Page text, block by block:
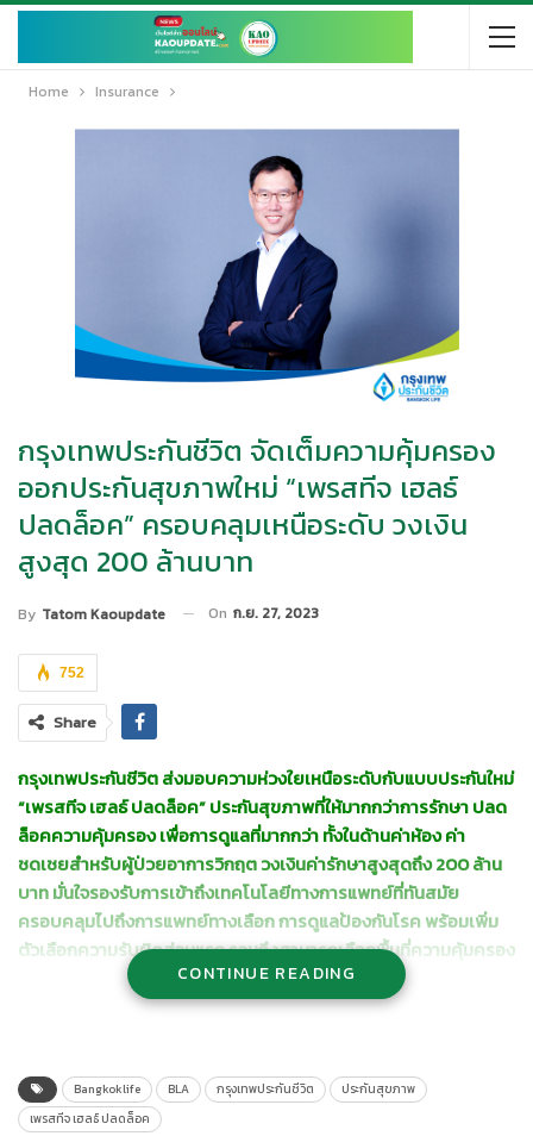
Home Insurance
กรุงเทพประกันชีวิต จัดเต็มความคุ้มครอง
ออกประกันสุขภาพใหม่ “เพรสทีจ เฮลธ์
ปลดล็อค” ครอบคลุมเหนือระดับ วงเงิน
สูงสุด 200 ล้านบาท
By Tatom Kaoupdate On ก.ย. 27, 2023
752
Share
กรุงเทพประกันชีวิต ส่งมอบความห่วงใยเหนือระดับกับแบบประกันใหม่
“เพรสทีจ เฮลธ์ ปลดล็อค” ประกันสุขภาพที่ให้มากกว่าการรักษา ปลด
ล็อคความคุ้มครอง เพื่อการดูแลที่มากกว่า ทั้งในด้านค่าห้อง ค่า
ชดเชยสำหรับผู้ป่วยอาการวิกฤต วงเงินค่ารักษาสูงสุดถึง200ล้าน
บาท มั่นใจรองรับการเข้าถึงเทคโนโลยีทางการแพทย์ที่ทันสมัย
ครอบคลุมไปถึงการแพทย์ทางเลือก การดูแลป้องกันโรค พร้อมเพิ่ม
ตัวเลือกความรับผิดส่วนแรก รวมถึงสามารถเลือกพื้นที่ความคุ้มครอง
ได้ทั้งในประเทศไทยหรือต่างประเทศ มอบความอุ่นใจทุกที่ทุกเวลา
ชีวิต ให้ความสำคัญกับการพัฒนาแบบประกันที่ตอบโจทย์ด้านสุขภาพ
อย่างครอบคลุม เพื่อให้ลูกค้าอุ่นใจด้านการคุ้มครองค่ารักษาพยาบาล
CONTINUE READING
Bangkoklife BLA กรุงเทพประกันชีวิต
ประกันสุขภาพ
เพรสทีจ เฮลธ์ ปลดล็อค